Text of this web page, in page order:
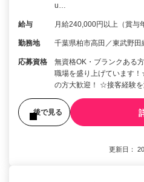
u…
給与 月給240,000円以上（賞与
勤務地 千葉県柏市高田／東武野
応募資格
無資格OK・ブランクあ
職場を盛り上げています
の方大歓迎！ ☆接客経験
後で見る
更新日：